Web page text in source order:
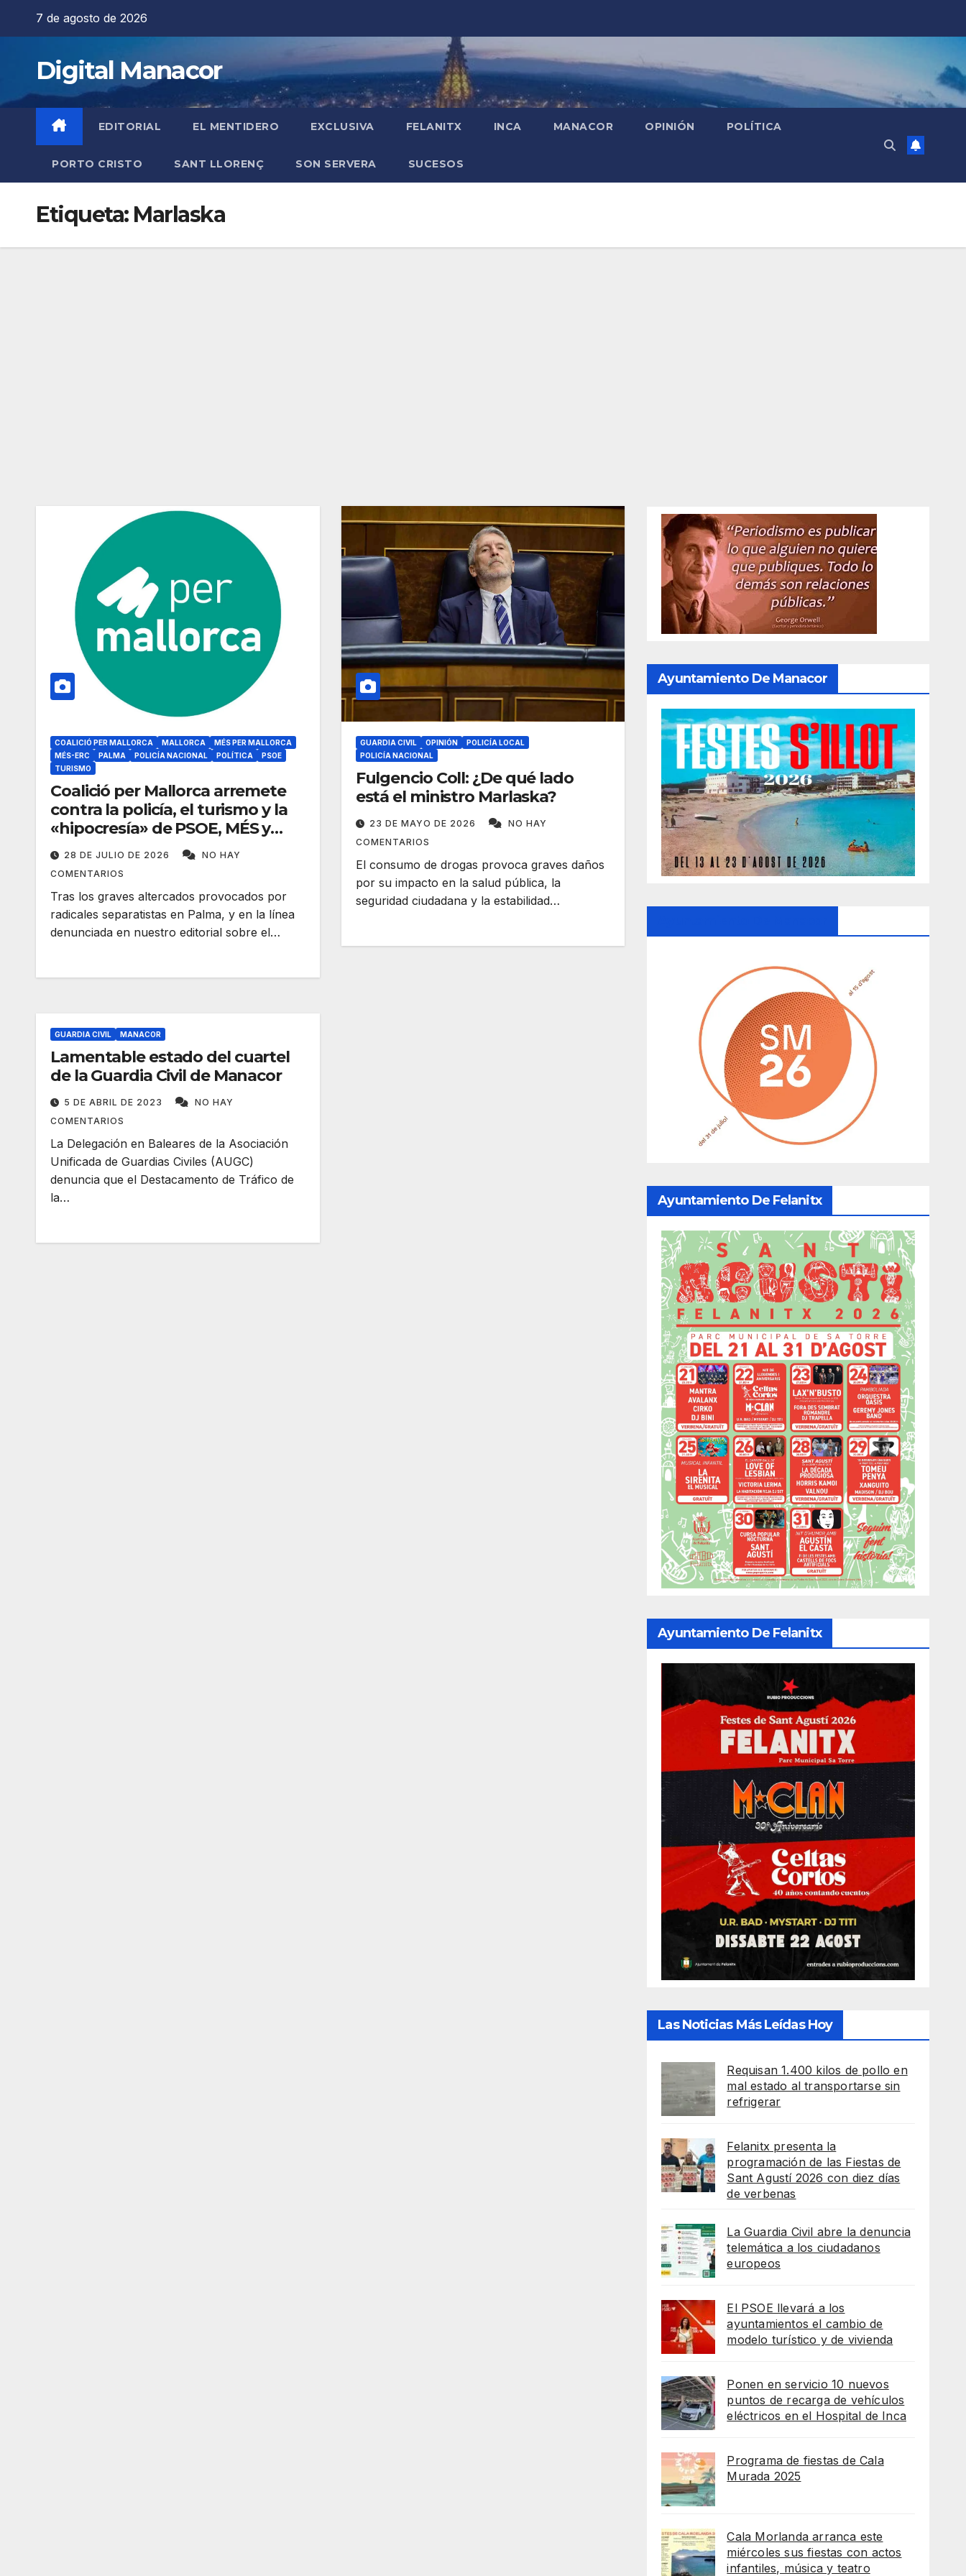
7 de agosto de 2026
Digital Manacor
EDITORIAL EL MENTIDERO EXCLUSIVA FELANITX INCA MANACOR OPINIÓN POLÍTICA
PORTO CRISTO SANT LLORENÇ SON SERVERA SUCESOS
Etiqueta: Marlaska
COALICIÓ PER MALLORCA MALLORCA
MÉS PER MALLORCA
MÉS-ERC
PALMA POLICÍA NACIONAL POLÍTICA
PSOE
TURISMO
Coalició per Mallorca arremete
contra la policía, el turismo y la
«hipocresía» de PSOE, MÉS y
SUMAR
28 DE JULIO DE 2026
NO HAY
COMENTARIOS
Tras los graves altercados provocados por
radicales separatistas en Palma, y en la línea
denunciada en nuestro editorial sobre el…
GUARDIA CIVIL OPINIÓN
POLICÍA LOCAL
POLICÍA NACIONAL
Fulgencio Coll: ¿De qué lado
está el ministro Marlaska?
23 DE MAYO DE 2026
NO HAY
COMENTARIOS
El consumo de drogas provoca graves daños
por su impacto en la salud pública, la
seguridad ciudadana y la estabilidad…
GUARDIA CIVIL MANACOR
Lamentable estado del cuartel
de la Guardia Civil de Manacor
5 DE ABRIL DE 2023
NO HAY
COMENTARIOS
La Delegación en Baleares de la Asociación
Unificada de Guardias Civiles (AUGC)
denuncia que el Destacamento de Tráfico de
la…
Ayuntamiento De Manacor
Ayuntamiento De Felanitx
Ayuntamiento De Felanitx
Las Noticias Más Leídas Hoy
Requisan 1.400 kilos de pollo en
mal estado al transportarse sin
refrigerar
Felanitx presenta la
programación de las Fiestas de
Sant Agustí 2026 con diez días
de verbenas
La Guardia Civil abre la denuncia
telemática a los ciudadanos
europeos
El PSOE llevará a los
ayuntamientos el cambio de
modelo turístico y de vivienda
Ponen en servicio 10 nuevos
puntos de recarga de vehículos
eléctricos en el Hospital de Inca
Programa de fiestas de Cala
Murada 2025
Cala Morlanda arranca este
miércoles sus fiestas con actos
infantiles, música y teatro